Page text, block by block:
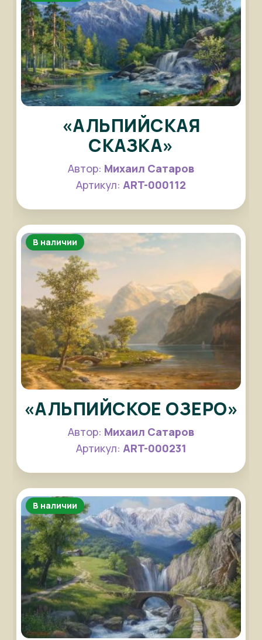
«АЛЬПИЙСКАЯ
СКАЗКА»
Автор: Михаил Сатаров
Артикул: ART-000112
В наличии
«АЛЬПИЙСКОЕ ОЗЕРО»
Автор: Михаил Сатаров
Артикул: ART-000231
В наличии